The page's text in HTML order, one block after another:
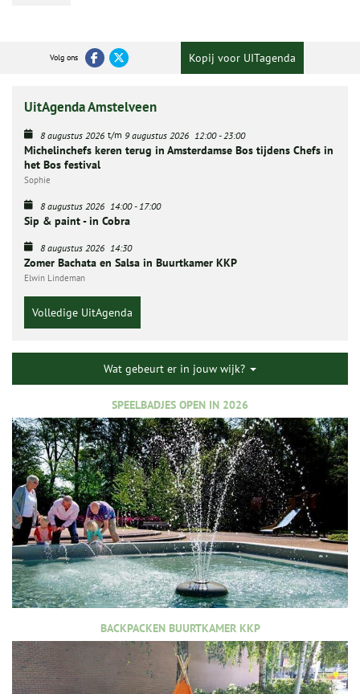
Volg ons Kopij voor UITagenda
UitAgenda Amstelveen
8 augustus 2026 t/m 9 augustus 2026 12:00- 23:00
Michelinchefs keren terug in Amsterdamse Bos tijdens Chefs in
het Bos festival
Sophie
8 augustus 2026 14:00- 17:00
Sip & paint - in Cobra
8 augustus 2026 14:30
Zomer Bachata en Salsa in Buurtkamer KKP
Elwin Lindeman
Volledige UitAgenda
Wat gebeurt er in jouw wijk?
SPEELBADJES OPEN IN 2026
BACKPACKEN BUURTKAMER KKP